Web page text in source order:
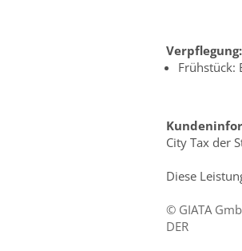
Verpflegung:
Frühstück:
City Tax der
Diese
© GIATA
DER